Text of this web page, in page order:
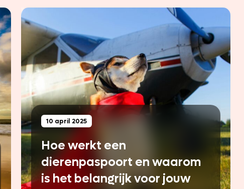
10 april 2025
Hoe werkt een
dierenpaspoort en waarom
is het belangrijk voor jouw